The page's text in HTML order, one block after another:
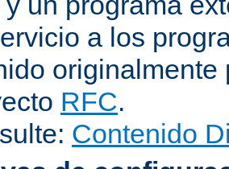
a los
RFC.
Contenido